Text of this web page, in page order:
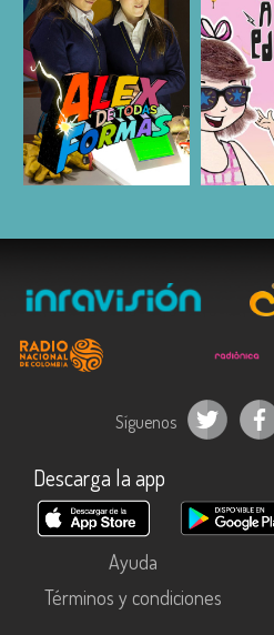
ESCUCHAR
Síguenos
Descarga la app
Ayuda
Términos y condiciones